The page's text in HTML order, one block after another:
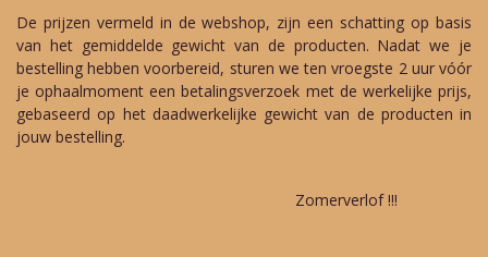
De prijzen vermeld in de webshop, zijn een schatting op basis
van het gemiddelde gewicht van de producten. Nadat we je
bestelling hebben voorbereid, sturen we ten vroegste 2 uur vóór
je ophaalmoment een betalingsverzoek met de werkelijke prijs,
gebaseerd op het daadwerkelijke gewicht van de producten in
jouw bestelling.
Zomerverlof !!!